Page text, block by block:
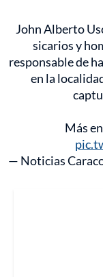
John Alberto
sicarios y
responsable de
en la
Más en
— Noticias